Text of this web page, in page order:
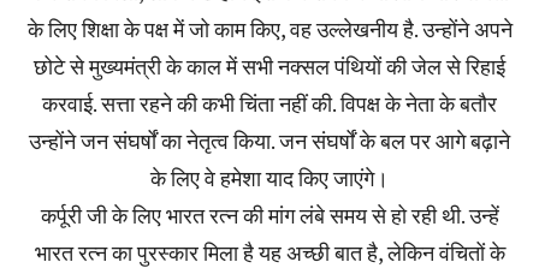
के लिए शिक्षा के पक्ष में जो काम किए, वह उल्लेखनीय है. उन्होंने अपने
छोटे से मुख्यमंत्री के काल में सभी नक्सल पंथियों की जेल से रिहाई
करवाई. सत्ता रहने की कभी चिंता नहीं की. विपक्ष के नेता के बतौर
उन्होंने जन संघर्षों का नेतृत्व किया. जन संघर्षों के बल पर आगे बढ़ाने
के लिए वे हमेशा याद किए जाएंगे।
कर्पूरी जी के लिए भारत रत्न की मांग लंबे समय से हो रही थी. उन्हें
भारत रत्न का पुरस्कार मिला है यह अच्छी बात है, लेकिन वंचितों के